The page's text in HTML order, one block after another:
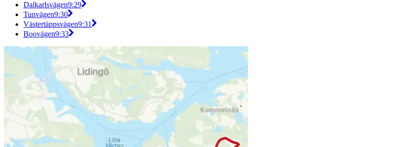
Dalkarlsvägen9:29
Tunvägen9:30
Västertäppsvägen9:31
Boovägen9:33